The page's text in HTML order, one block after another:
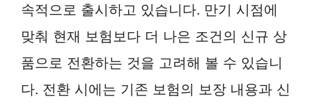
속적으로 출시하고 있습니다. 만기 시점에
맞춰 현재 보험보다 더 나은 조건의 신규 상
품으로 전환하는 것을 고려해 볼 수 있습니
다. 전환 시에는 기존 보험의 보장 내용과 신